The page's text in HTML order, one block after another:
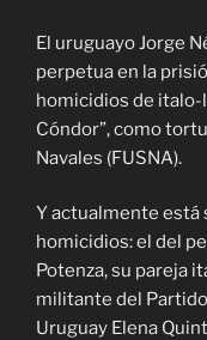
El uruguayo Jorge
perpetua en la
homicidios de italo-
Cóndor”, como
Navales (FUSNA).
Y actualmente está
homicidios: el del
Potenza, su pareja
militante del
Uruguay Elena